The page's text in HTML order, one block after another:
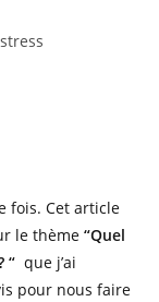
fois. Cet article
le thème “Quel
“ que j’ai
pour nous faire